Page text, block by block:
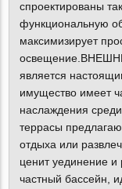
спроектированы
функциональную
максимизирует
является
имущество имеет
наслаждения
террасы
отдыха или
ценит уединение
частный бассейн,